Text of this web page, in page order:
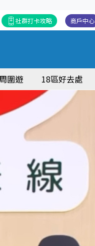
商戶中心
社群打卡攻略
圍遊 18區好去處